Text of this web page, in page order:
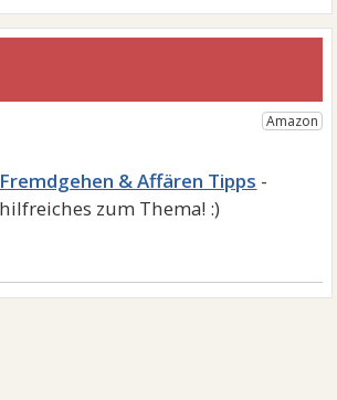
Fremdgehen & Affären Tipps